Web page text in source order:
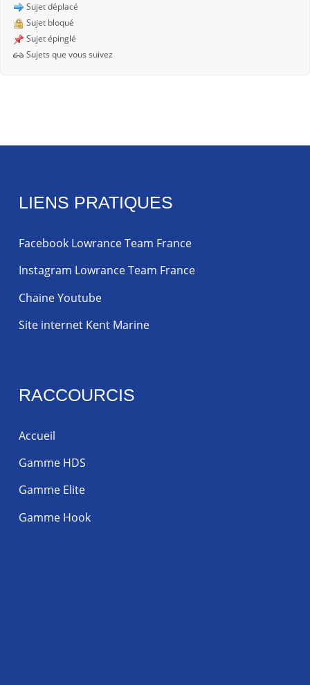
Sujet déplacé
Sujet bloqué
Sujet épinglé
Sujets que vous suivez
LIENS PRATIQUES
Facebook Lowrance Team France
Instagram Lowrance Team France
Chaine Youtube
Site internet Kent Marine
RACCOURCIS
Accueil
Gamme HDS
Gamme Elite
Gamme Hook